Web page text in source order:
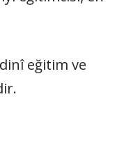
eğitim ve